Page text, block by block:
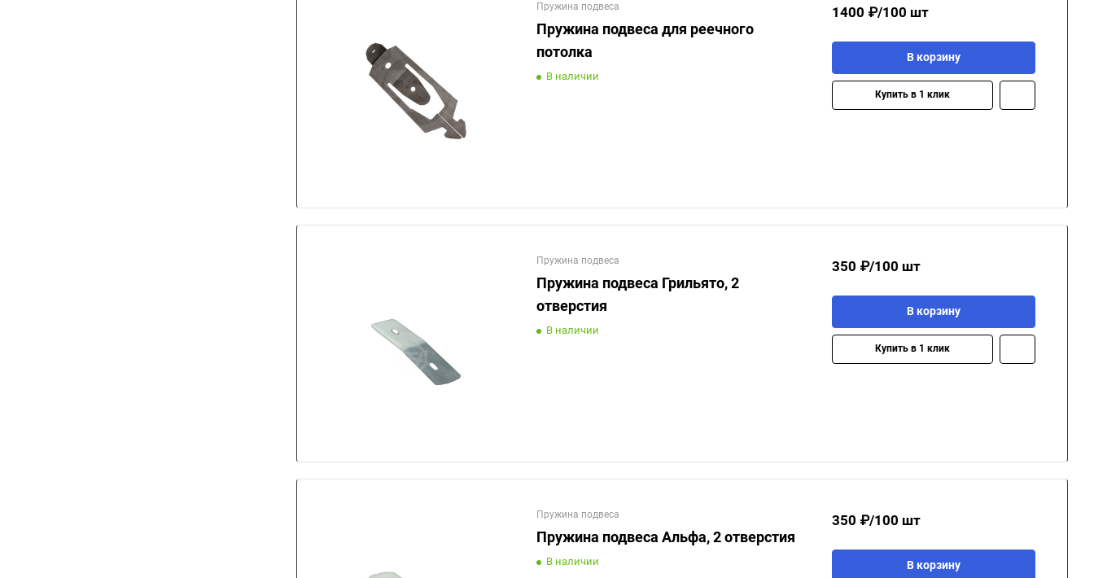
Пружина подвеса
Пружина подвеса для реечного
потолка
В наличии
1400 ₽/100 шт
В корзину
Купить в 1 клик
Пружина подвеса
Пружина подвеса Грильято, 2
отверстия
В наличии
350 ₽/100 шт
В корзину
Купить в 1 клик
Пружина подвеса
Пружина подвеса Альфа, 2 отверстия
В наличии
350 ₽/100 шт
В корзину